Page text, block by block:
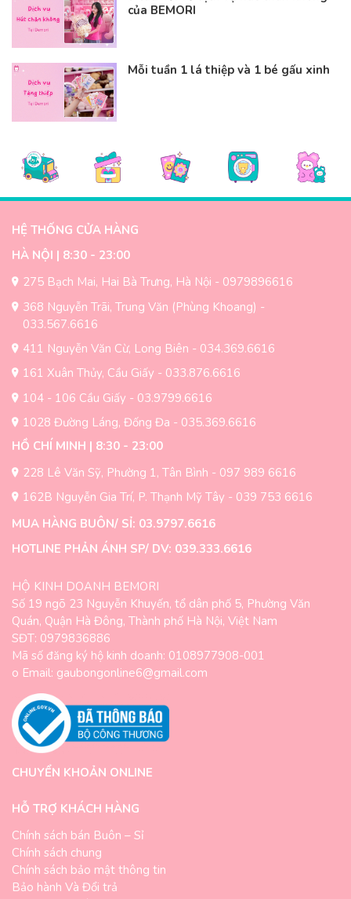
của BEMORI
Mỗi tuần 1 lá thiệp và 1 bé gấu xinh
HỆ THỐNG CỬA HÀNG
HÀ NỘI | 8:30 - 23:00
275 Bạch Mai, Hai Bà Trưng, Hà Nội - 0979896616
368 Nguyễn Trãi, Trung Văn (Phùng Khoang) -
033.567.6616
411 Nguyễn Văn Cừ, Long Biên - 034.369.6616
161 Xuân Thủy, Cầu Giấy - 033.876.6616
104 - 106 Cầu Giấy - 03.9799.6616
1028 Đường Láng, Đống Đa - 035.369.6616
HỒ CHÍ MINH | 8:30 - 23:00
228 Lê Văn Sỹ, Phường 1, Tân Bình - 097 989 6616
162B Nguyễn Gia Trí, P. Thạnh Mỹ Tây - 039 753 6616
MUA HÀNG BUÔN/ SỈ: 03.9797.6616
HOTLINE PHẢN ÁNH SP/ DV: 039.333.6616
HỘ KINH DOANH BEMORI
Số 19 ngõ 23 Nguyễn Khuyến, tổ dân phố 5, Phường Văn
Quán, Quận Hà Đông, Thành phố Hà Nội, Việt Nam
SĐT: 0979836886
Mã số đăng ký hộ kinh doanh: 0108977908-001
o Email: gaubongonline6@gmail.com
CHUYỂN KHOẢN ONLINE
HỖ TRỢ KHÁCH HÀNG
Chính sách bán Buôn – Sỉ
Chính sách chung
Chính sách bảo mật thông tin
Bảo hành Và Đổi trả